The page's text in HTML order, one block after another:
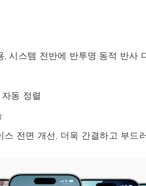
시스템 전반에 반투명·동적 반사
동 정렬
전면 개선, 더욱 간결하고 부드